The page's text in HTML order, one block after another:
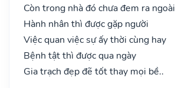
Còn trong nhà đó chưa đem ra ngoài
Hành nhân thì được gặp người
Việc quan việc sự ấy thời cùng hay
Bệnh tật thì được qua ngày
Gia trạch đẹp đẽ tốt thay mọi bề..